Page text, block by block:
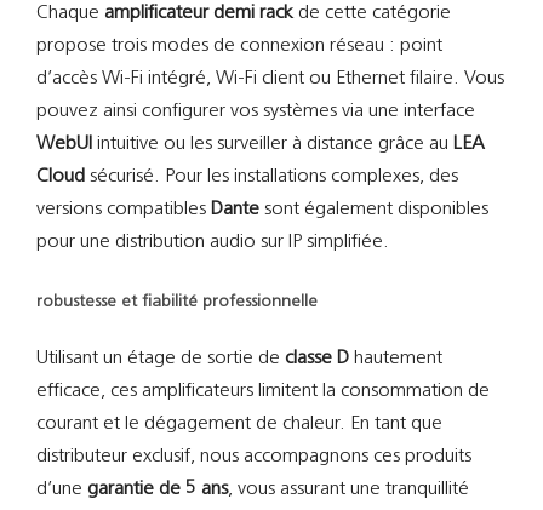
Chaque amplificateur demi rackde cette catégorie
propose trois modes de connexion réseau : point
d’accès Wi-Fi intégré, Wi-Fi client ou Ethernet filaire. Vous
pouvez ainsi configurer vos systèmes via une interface
WebUI intuitive ou les surveiller à distance grâce au LEA
Cloud sécurisé. Pour les installations complexes, des
versions compatibles Dante sont également disponibles
pour une distribution audio sur IP simplifiée.
robustesse et fiabilité professionnelle
Utilisant un étage de sortie de classe D hautement
efficace, ces amplificateurs limitent la consommation de
courant et le dégagement de chaleur. En tant que
distributeur exclusif, nous accompagnons ces produits
d’une garantie de 5 ans, vous assurant une tranquillité